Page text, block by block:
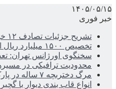
۱۴۰۵/۰۵/۱۵
خبر فوری
تشریح جزئیات تصادف ۱۲ خودرو با ۱۹ مصدوم
تخصیص ۱۵۰۰ میلیارد ریال اعتبار استانی برای ساماندهی بافت قدیم دزفول
سخنگوی اورژانس تهران:
محدودیت ترافیکی در
مرگ دختربچه ۷ ساله در پارک اسلامشهر
انواع قاب بندی دیوار با